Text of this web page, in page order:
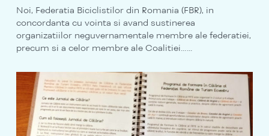
Noi, Federatia Biciclistilor din Romania (FBR), in
concordanta cu vointa si avand sustinerea
organizatiilor neguvernamentale membre ale federatiei,
precum si a celor membre ale Coalitiei…...